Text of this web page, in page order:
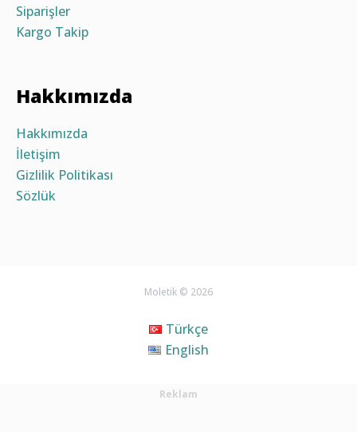
Siparişler
Kargo Takip
Hakkımızda
Hakkımızda
İletişim
Gizlilik Politikası
Sözlük
Moletik © 2026
Türkçe
English
Reklam